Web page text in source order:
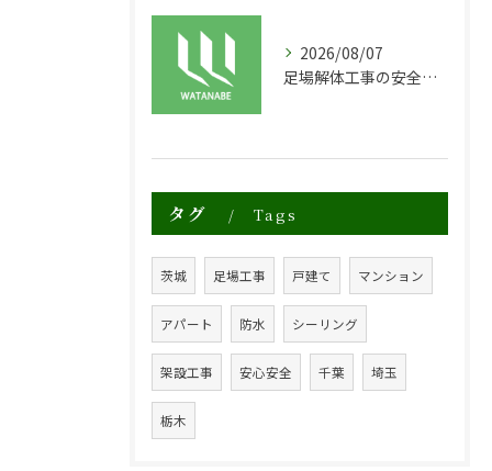
2026/08/07
足場解体工事の安全性と効率化のポイント
タグ Tags
茨城 足場工事 戸建て マンション
アパート 防水 シーリング
架設工事 安心安全 千葉 埼玉
栃木